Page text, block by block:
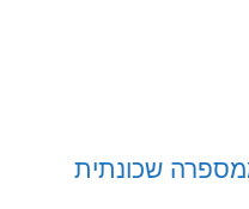
שכונתית